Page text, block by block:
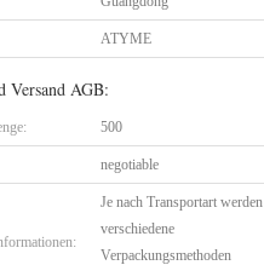
ATYME
Versand AGB:
500
negotiable
Je nach Transportart werden
verschiedene
Verpackungsmethoden